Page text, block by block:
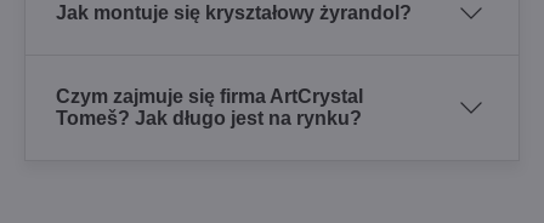
Jak montuje się kryształowy żyrandol?
Czym zajmuje się firma ArtCrystal
Tomeš? Jak długo jest na rynku?